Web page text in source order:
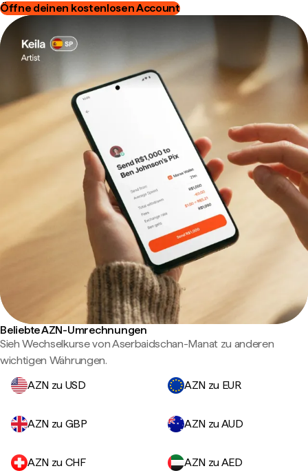
Öffne deinen kostenlosen Account
Beliebte AZN-Umrechnungen
Sieh Wechselkurse von Aserbaidschan-Manat zu anderen
wichtigen Währungen.
AZN zu USD
AZN zu EUR
AZN zu GBP AZN zu AUD
AZN zu CHF AZN zu AED